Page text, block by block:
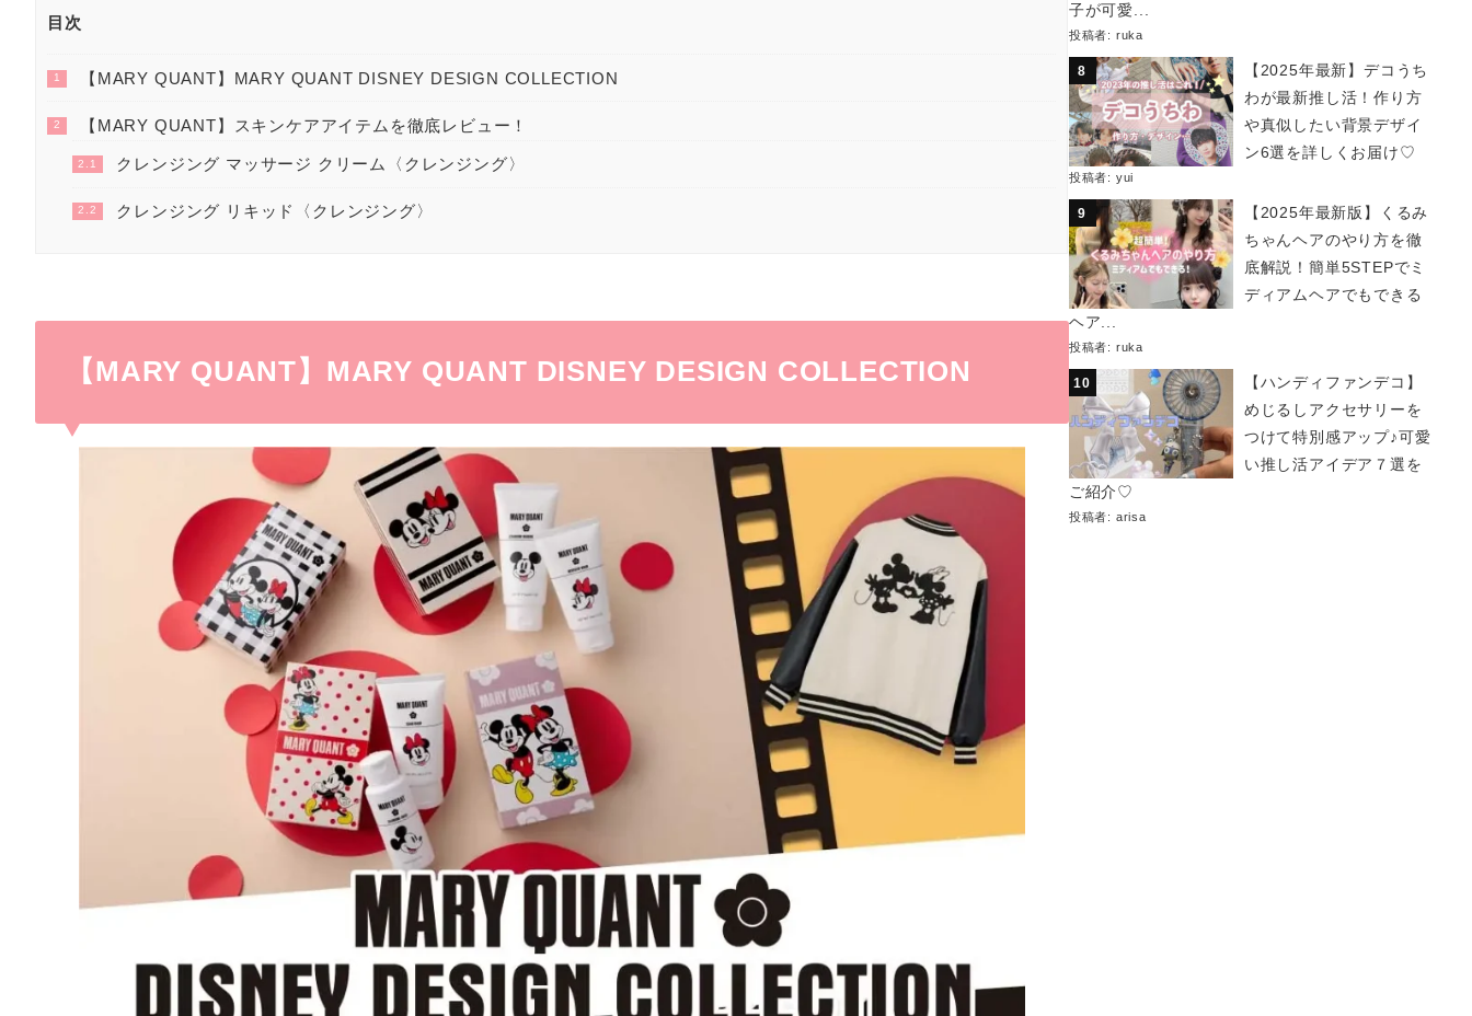
目次
1 【MARY QUANT】MARY QUANT DISNEY DESIGN COLLECTION
2 【MARY QUANT】スキンケアアイテムを徹底レビュー！
2.1 クレンジング マッサージ クリーム〈クレンジング〉
2.2 クレンジング リキッド〈クレンジング〉
【MARY QUANT】MARY QUANT DISNEY DESIGN COLLECTION
子が可愛...
投稿者: ruka
【2025年最新】デコうち
わが最新推し活！作り方
や真似したい背景デザイ
ン6選を詳しくお届け♡
投稿者: yui
【2025年最新版】くるみ
ちゃんヘアのやり方を徹
底解説！簡単5STEPでミ
ディアムヘアでもできる
ヘア...
投稿者: ruka
【ハンディファンデコ】
めじるしアクセサリーを
つけて特別感アップ♪可愛
い推し活アイデア７選を
ご紹介♡
投稿者: arisa